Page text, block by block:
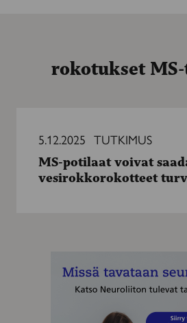
rokotukset
potilaat
voivat
saada
MPR-
5.12.2025 TUTKIMUS
MS-potilaat voivat
vesirokkorokotteet